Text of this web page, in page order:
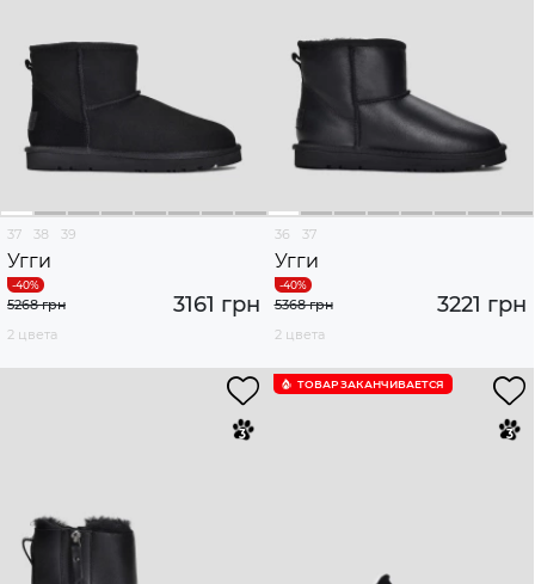
37 38 39
Угги
3161 грн
5268 грн
2 цвета
36 37
Угги
3221 грн
5368 грн
2 цвета
ТОВАР ЗАКАНЧИВАЕТСЯ